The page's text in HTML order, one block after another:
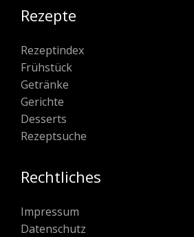
Rezepte
Rezeptindex
Frühstück
Getränke
Gerichte
Desserts
Rezeptsuche
Rechtliches
Impressum
Datenschutz